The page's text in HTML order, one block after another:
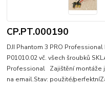
CP.PT.000190
DJI Phantom 3 PRO
P01010.02 vč. všech šroubků
Professional Zajištění montáže
na email.Stav: použité/